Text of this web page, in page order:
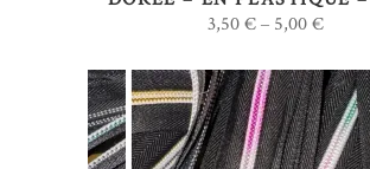
3,50€ – 5,00€